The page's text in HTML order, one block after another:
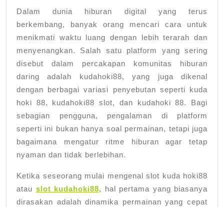
Dalam dunia hiburan digital yang terus
berkembang, banyak orang mencari cara untuk
menikmati waktu luang dengan lebih terarah dan
menyenangkan. Salah satu platform yang sering
disebut dalam percakapan komunitas hiburan
daring adalah kudahoki88, yang juga dikenal
dengan berbagai variasi penyebutan seperti kuda
hoki 88, kudahoki88 slot, dan kudahoki 88. Bagi
sebagian pengguna, pengalaman di platform
seperti ini bukan hanya soal permainan, tetapi juga
bagaimana mengatur ritme hiburan agar tetap
nyaman dan tidak berlebihan.
Ketika seseorang mulai mengenal slot kuda hoki88
atau slot kudahoki88, hal pertama yang biasanya
dirasakan adalah dinamika permainan yang cepat